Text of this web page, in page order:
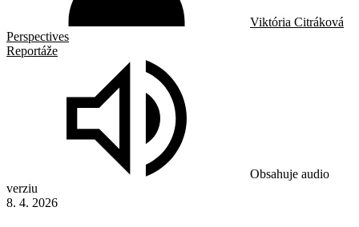
Viktória Citráková
Perspectives
Reportáže
Obsahuje audio
verziu
8. 4. 2026